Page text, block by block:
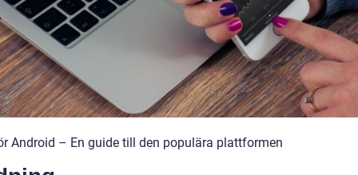
Android – En guide till den populära plattformen